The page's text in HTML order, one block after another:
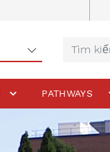
PATHWAYS